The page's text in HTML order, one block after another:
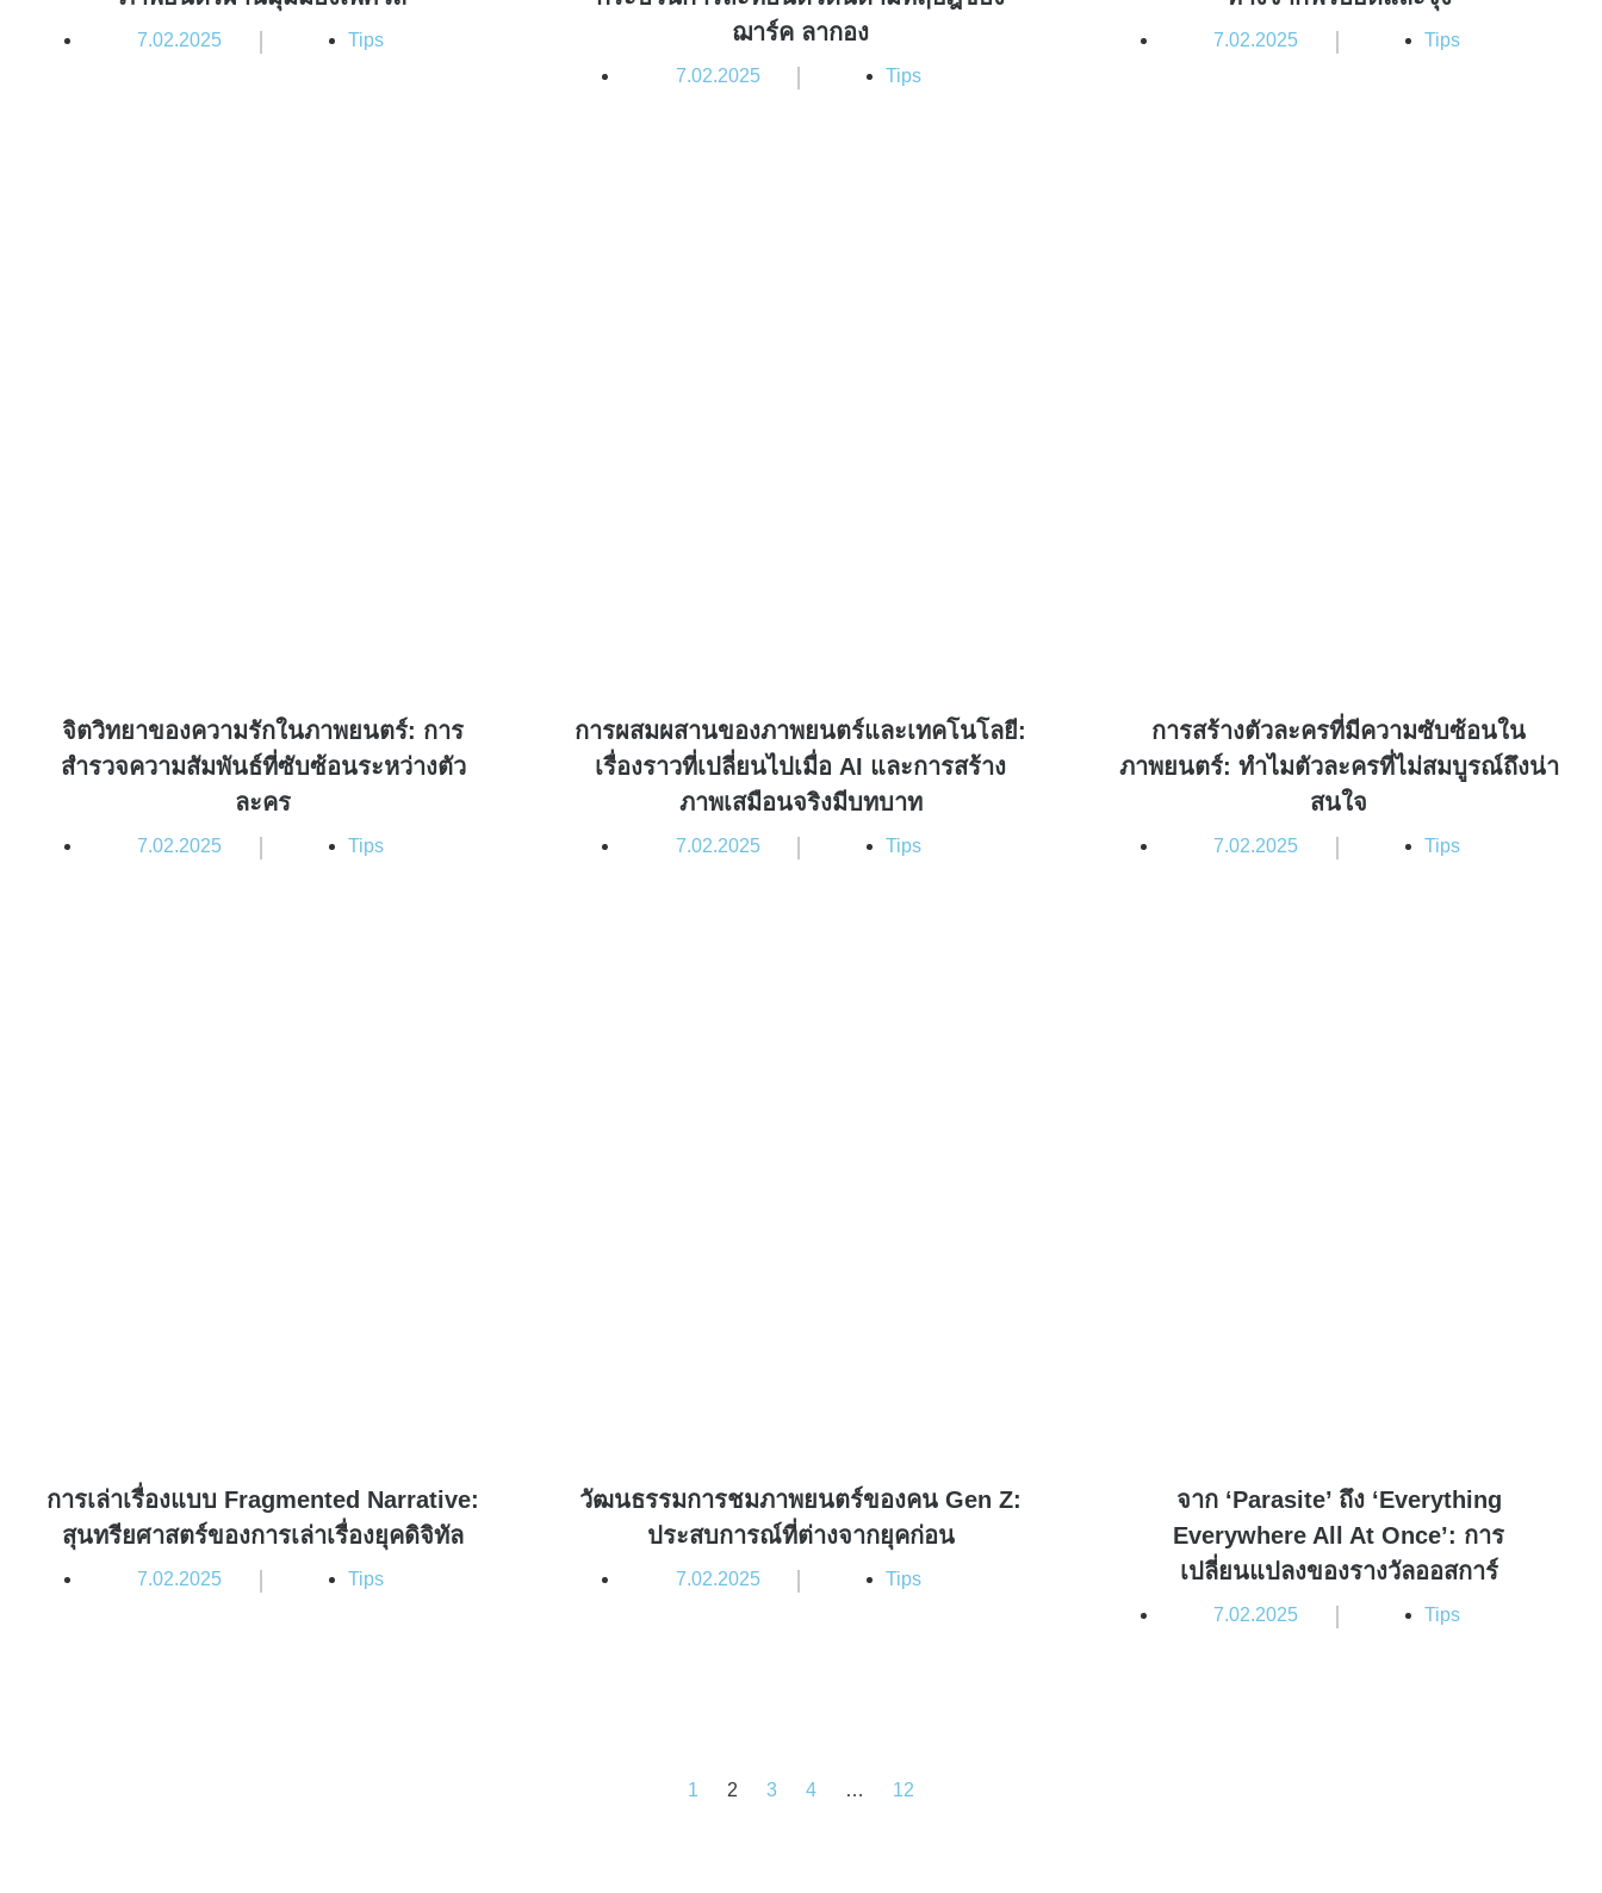
7.02.2025 Tips
ฌาร์ค ลากอง
7.02.2025 Tips
7.02.2025 Tips
จิตวิทยาของความรักในภาพยนตร์: การ
สำรวจความสัมพันธ์ที่ซับซ้อนระหว่างตัว
ละคร
7.02.2025 | Tips
การผสมผสานของภาพยนตร์และเทคโนโลยี:
เรื่องราวที่เปลี่ยนไปเมื่อ AI และการสร้าง
ภาพเสมือนจริงมีบทบาท
7.02.2025 | Tips
การสร้างตัวละครที่มีความซับซ้อนใน
ภาพยนตร์: ทำไมตัวละครที่ไม่สมบูรณ์ถึงน่า
สนใจ
7.02.2025 | Tips
การเล่าเรื่องแบบ Fragmented Narrative:
สุนทรียศาสตร์ของการเล่าเรื่องยุคดิจิทัล
7.02.2025 | Tips
วัฒนธรรมการชมภาพยนตร์ของคน Gen Z:
ประสบการณ์ที่ต่างจากยุคก่อน
7.02.2025 | Tips
จาก ‘Parasite’ ถึง ‘Everything
Everywhere All At Once’: การ
เปลี่ยนแปลงของรางวัลออสการ์
7.02.2025 | Tips
1 2 3 4 … 12